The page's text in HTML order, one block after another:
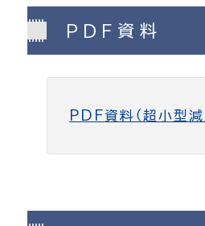
PDF資料
PDF資料（超小型減